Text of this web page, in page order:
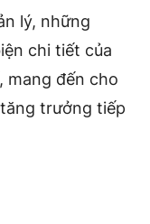
lý, những
chi tiết của
mang đến cho
trưởng tiếp